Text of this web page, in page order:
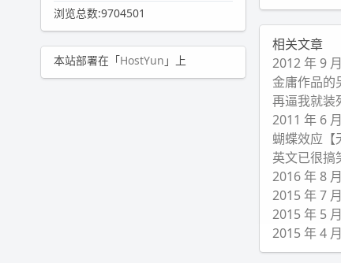
相关文章
2012 年 9
金庸作品的
再逼我就装
2011 年 6
蝴蝶效应【
英文已很搞
2016 年 8
2015 年 7
2015 年 5
2015 年 4
浏览总数:9704501
本站部署在「HostYun 」上